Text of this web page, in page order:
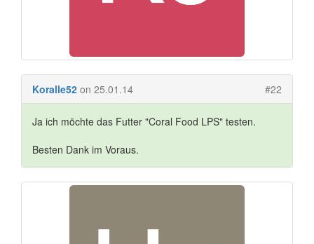
Koralle52 on 25.01.14 #22
Ja ich möchte das Futter "Coral Food LPS" testen.
Besten Dank im Voraus.